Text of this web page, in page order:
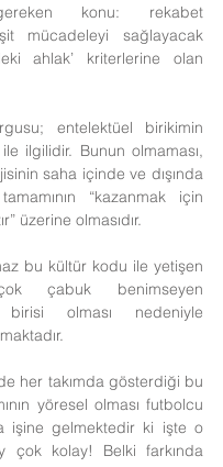
gereken konu: rekabet
mücadeleyi sağlayacak
ahlak’ kriterlerine olan
entelektüel birikimin
ilgilidir. Bunun olmaması,
saha içinde ve dışında
“kazanmak için
üzerine olmasıdır.
bu kültür kodu ile yetişen
çabuk benimseyen
birisi olması nedeniyle
her takımda gösterdiği bu
yöresel olması futbolcu
işine gelmektedir ki işte o
çok kolay! Belki farkında